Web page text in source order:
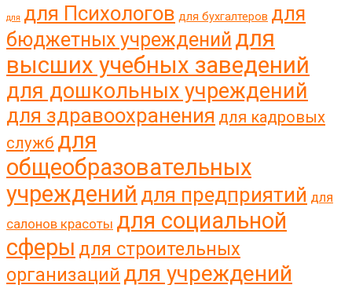
для для Психологов для бухгалтеров для
бюджетных учреждений для
высших учебных заведений
для дошкольных учреждений
для здравоохранения для кадровых
служб для
общеобразовательных
учреждений для предприятий для
салонов красоты для социальной
сферы для строительных
организаций для учреждений